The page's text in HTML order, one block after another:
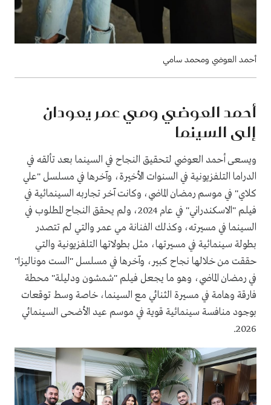
أحمد العوضي ومحمد سامي
أحمد العوضي ومي عمر يعودان
إلى السينما
ويسعى أحمد العوضي لتحقيق النجاح في السينما بعد تألقه في
الدراما التلفزيونية في السنوات الأخيرة، وآخرها في مسلسل "علي
كلاي" في موسم رمضان الماضي، وكانت آخر تجاربه السينمائية في
فيلم "الاسكندراني" في عام 2024، ولم يحقق النجاح المطلوب في
السينما في مسيرته، وكذلك الفنانة مي عمر والتي لم تتصدر
بطولة سينمائية في مسيرتها، مثل بطولاتها التلفزيونية والتي
حققت من خلالها نجاح كبير، وآخرها في مسلسل "الست موناليزا"
في رمضان الماضي، وهو ما يجعل فيلم "شمشون ودليلة" محطة
فارقة وهامة في مسيرة الثنائي مع السينما، خاصة وسط توقعات
بوجود منافسة سينمائية قوية في موسم عيد الأضحى السينمائي
2026.